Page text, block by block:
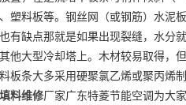
塑料板等。钢丝网（或钢筋）水泥
有缺点那就是如果出现裂缝，水分
他大型冷却塔上。木材较易取得，
板条大多采用硬聚氯乙烯或聚丙烯
料维修厂家广东特菱节能空调为大